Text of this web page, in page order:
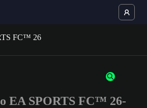
of 3 characters or numbers
EA SPORTS FC™ 26-